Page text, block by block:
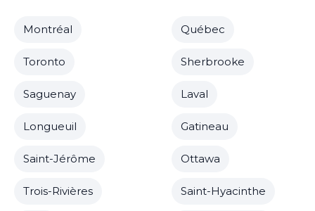
Montréal Québec
Toronto Sherbrooke
Saguenay Laval
Longueuil Gatineau
Saint-Jérôme Ottawa
Trois-Rivières Saint-Hyacinthe